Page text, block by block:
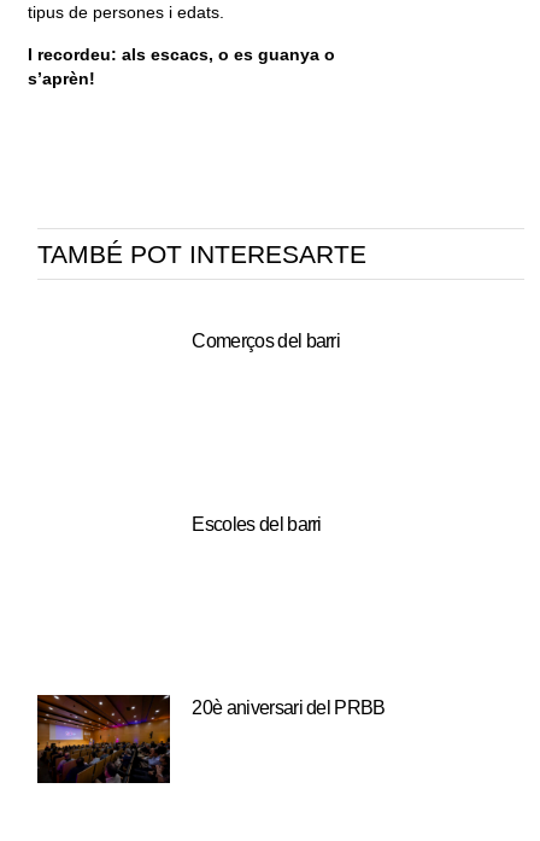
tipus de persones i edats.
I recordeu: als escacs, o es guanya o
s’aprèn!
TAMBÉ POT INTERESARTE
Comerços del barri
Escoles del barri
20è aniversari del PRBB